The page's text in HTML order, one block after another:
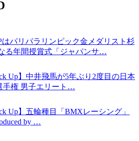
はパリパラリンピック金メダリスト杉
る年間授賞式「ジャパンサ…
Up】中井飛馬が5年ぶり2度目の日本
手権 男子エリート…
Up】五輪種目「BMXレーシング」
by …